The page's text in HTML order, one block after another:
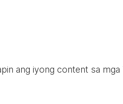
ang iyong content sa